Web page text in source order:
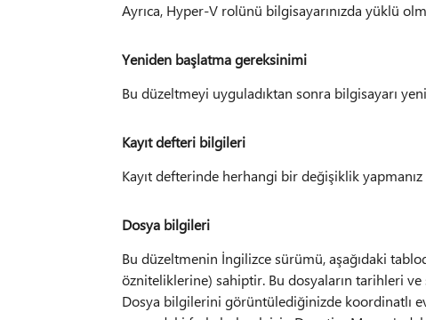
Ayrıca, Hyper-V rolünü bilgisayarınızda yüklü
Yeniden başlatma gereksinimi
Bu düzeltmeyi uyguladıktan sonra bilgisayarı
Kayıt defteri bilgileri
Kayıt defterinde herhangi bir değişiklik
Dosya bilgileri
Bu düzeltmenin İngilizce sürümü, aşağıdaki
özniteliklerine) sahiptir. Bu dosyaların tarihleri
Dosya bilgilerini görüntülediğinizde koordinatlı